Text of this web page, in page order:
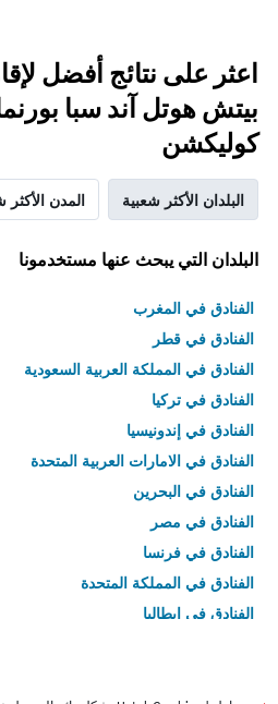
اعثر على نتائج أفضل
بيتش هوتل آند سبا
كوليكشن
البلدان الأكثر شعبية المدن الأكثر
البلدان التي يبحث عنها مستخدمونا
الفنادق في المغرب
الفنادق في قطر
الفنادق في المملكة العربية السعودية
الفنادق في تركيا
الفنادق في إندونيسيا
الفنادق في الامارات العربية المتحدة
الفنادق في البحرين
الفنادق في مصر
الفنادق في فرنسا
الفنادق في المملكة المتحدة
الفنادق في إيطاليا